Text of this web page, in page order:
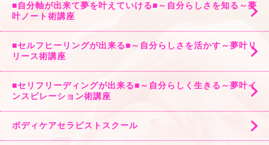
■自分軸が出来て夢を叶えていける■～自分らしさを知る～夢
叶ノート術講座
■セルフヒーリングが出来る■～自分らしさを活かす～夢叶リ
リース術講座
■セリフリーディングが出来る■～自分らしく生きる～夢叶イ
ンスピレーション術講座
ボディケアセラピストスクール